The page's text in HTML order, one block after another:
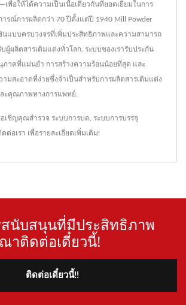
พื่อให้ได้ความเป็นเนื้อเดียวกันที่ยอดเยี่ยมในการ
ารณ์การผลิตกว่า 70 ปีตั้งแต่ปี 1940 Mill Powder
นแบบครบวงจรที่เพิ่มประสิทธิภาพและความสามารถ
ผู้ผลิตสารเติมแต่งทั่วโลก. ระบบของเรารับประกัน
ภาคที่แม่นยำ การสร้างความร้อนน้อยที่สุด และ
มสะอาดที่ง่ายซึ่งจำเป็นสำหรับการผลิตสารเติมแต่ง
คุณภาพทางการแพทย์.
อเชิญคุณสำรวจ ระบบการบด ระบบการบรรจุ
ดต่อเรา เพื่อรายละเอียดเพิ่มเติม!
สนับสนุนที่มีประสิทธิภาพ
าติดต่อเดี๋ยวนี้!
ติดต่อเดี๋ยวนี้!!